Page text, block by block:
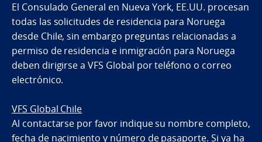
El Consulado General en Nueva York, EE.UU. procesan
todas las solicitudes de residencia para Noruega
desde Chile, sin embargo preguntas relacionadas a
permiso de residencia e inmigración para Noruega
deben dirigirse a VFS Global por teléfono o correo
electrónico.
VFS Global Chile
Al contactarse por favor indique su nombre completo,
fecha de nacimiento y número de pasaporte. Si ya ha